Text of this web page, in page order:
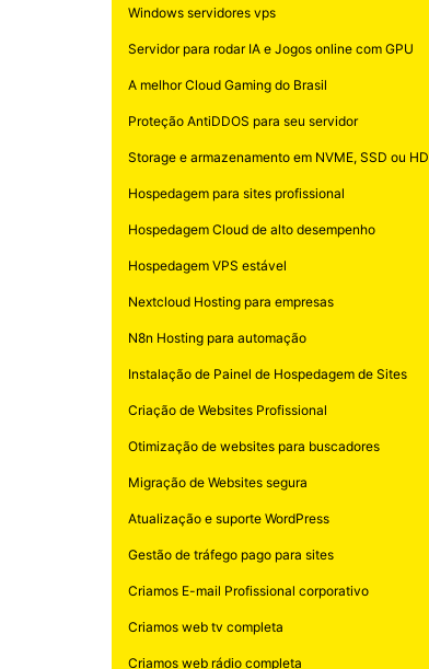
Windows servidores vps
Servidor para rodar IA e Jogos online com GPU
A melhor Cloud Gaming do Brasil
Proteção AntiDDOS para seu servidor
Storage e armazenamento em NVME, SSD ou HD
Hospedagem para sites profissional
Hospedagem Cloud de alto desempenho
Hospedagem VPS estável
Nextcloud Hosting para empresas
N8n Hosting para automação
Instalação de Painel de Hospedagem de Sites
Criação de Websites Profissional
Otimização de websites para buscadores
Migração de Websites segura
Atualização e suporte WordPress
Gestão de tráfego pago para sites
Criamos E-mail Profissional corporativo
Criamos web tv completa
Criamos web rádio completa